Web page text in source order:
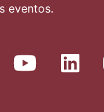
eventos.